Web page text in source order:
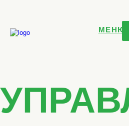
МЕНЮ
ЛИЧНАЯ
КЕЙСЫ
БЛОГ